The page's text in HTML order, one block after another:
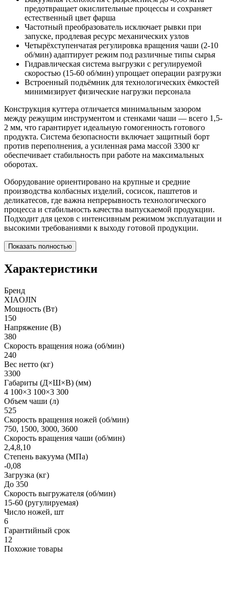
предотвращает окислительные процессы и сохраняет
естественный цвет фарша
Частотный преобразователь исключает рывки при
запуске, продлевая ресурс механических узлов
Четырёхступенчатая регулировка вращения чаши (2-10
об/мин) адаптирует режим под различные типы сырья
Гидравлическая система выгрузки с регулируемой
скоростью (15-60 об/мин) упрощает операции разгрузки
Встроенный подъёмник для технологических ёмкостей
минимизирует физические нагрузки персонала
Конструкция куттера отличается минимальным зазором
между режущим инструментом и стенками чаши — всего 1,5-
2 мм, что гарантирует идеальную гомогенность готового
продукта. Система безопасности включает защитный борт
против переполнения, а усиленная рама массой 3300 кг
обеспечивает стабильность при работе на максимальных
оборотах.
Оборудование ориентировано на крупные и средние
производства колбасных изделий, сосисок, паштетов и
деликатесов, где важна непрерывность технологического
процесса и стабильность качества выпускаемой продукции.
Подходит для цехов с интенсивным режимом эксплуатации и
высокими требованиями к выходу готовой продукции.
Показать полностью
Характеристики
Бренд
XIAOJIN
Мощность (Вт)
150
Напряжение (В)
380
Скорость вращения ножа (об/мин)
240
Вес нетто (кг)
3300
Габариты (Д×Ш×В) (мм)
4 100×3 100×3 300
Объем чаши (л)
525
Скорость вращения ножей (об/мин)
750, 1500, 3000, 3600
Скорость вращения чаши (об/мин)
2,4,8,10
Степень вакуума (МПа)
-0,08
Загрузка (кг)
До 350
Скорость выгружателя (об/мин)
15-60 (ругулируемая)
Число ножей, шт
6
Гарантийный срок
12
Похожие товары